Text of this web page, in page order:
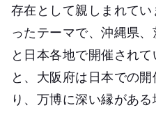
存在として親しまれて
ったテーマで、沖縄県
と日本各地で開催され
と、大阪府は日本での
り、万博に深い縁がある